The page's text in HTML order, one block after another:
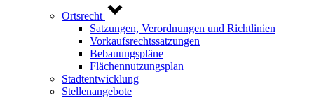
Ortsrecht
Satzungen, Verordnungen und Richtlinien
Vorkaufsrechtssatzungen
Bebauungspläne
Flächennutzungsplan
Stadtentwicklung
Stellenangebote